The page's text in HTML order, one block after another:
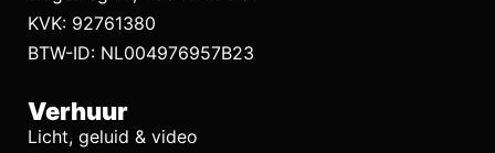
KVK: 92761380
BTW-ID: NL004976957B23
Verhuur
Licht, geluid & video